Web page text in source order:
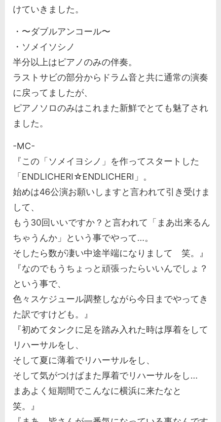
けていきました。
・〜ダブルアンコール〜
・ソメイソシノ
半分以上はピアノのみの伴奏。
ラストサビの部分からドラム音と共に通常の演奏
に戻ってましたが、
ピアノソロのみはこれまた新鮮でとても魅了され
ました。
-MC-
『この「ソメイヨシノ」を作ってスタートした
「ENDLICHERI☆ENDLICHERI」。
始めは46公演お願いしますと言われて引き受けま
して、
もう30回いいですか？と言われて「まあ出来るん
ちゃうんか」という事でやって...。
そしたら数が凄い中途半端になりまして 笑。』
『なのでもうちょっと頑張ったらいいんでしょ？
という事で、
色々スケジュール調整しながら今日までやってき
た訳ですけども。』
『初めてタンクに足を踏み入れた時は厚着をして
リハーサルをし、
そして夏に薄着でリハーサルをし、
そして気がつけばまた厚着でリハーサルをし...
まあよく短期間でこんなに横浜に来たなと
笑。』